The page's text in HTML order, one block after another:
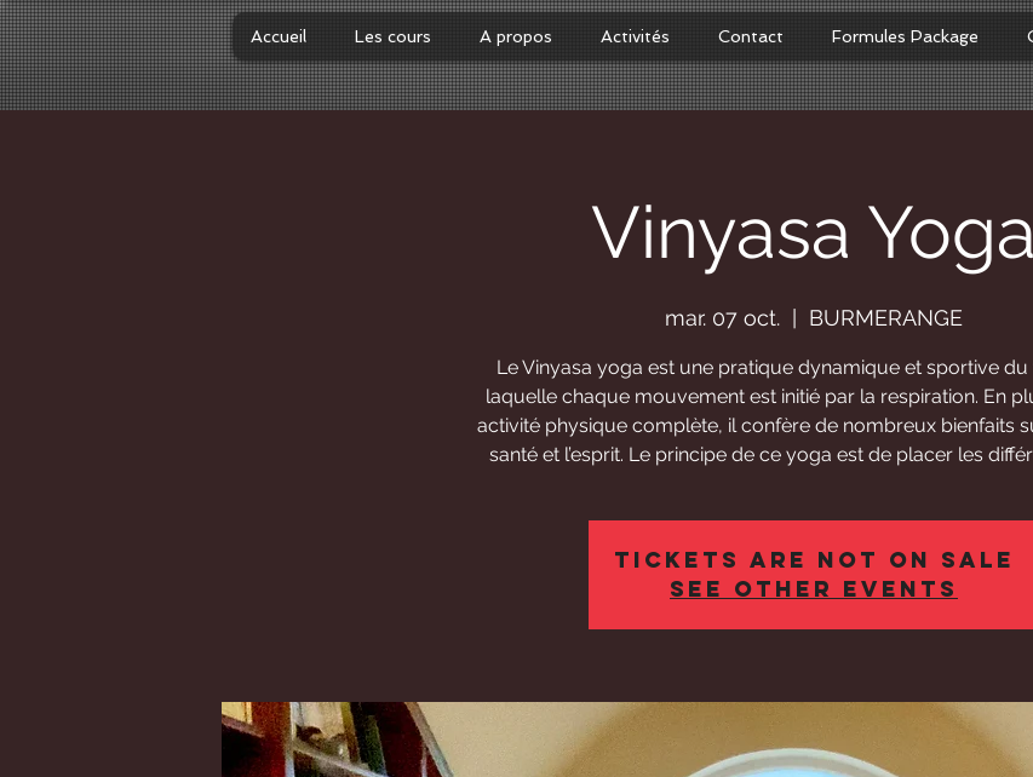
Accueil Les cours A propos Activités Contact Formules Package
Vinyasa Yoga
mar. 07 oct.
  |
BURMERANGE
Le Vinyasa yoga est une pratique dynamique et sportive
laquelle chaque mouvement est initié par la respiration. En
activité physique complète, il confère de nombreux bienfaits
santé et l’esprit. Le principe de ce yoga est de placer les
Tickets Are Not on Sale
See other events